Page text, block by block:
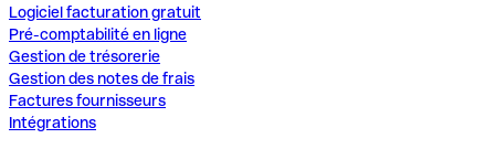
Logiciel facturation gratuit
Pré-comptabilité en ligne
Gestion de trésorerie
Gestion des notes de frais
Factures fournisseurs
Intégrations